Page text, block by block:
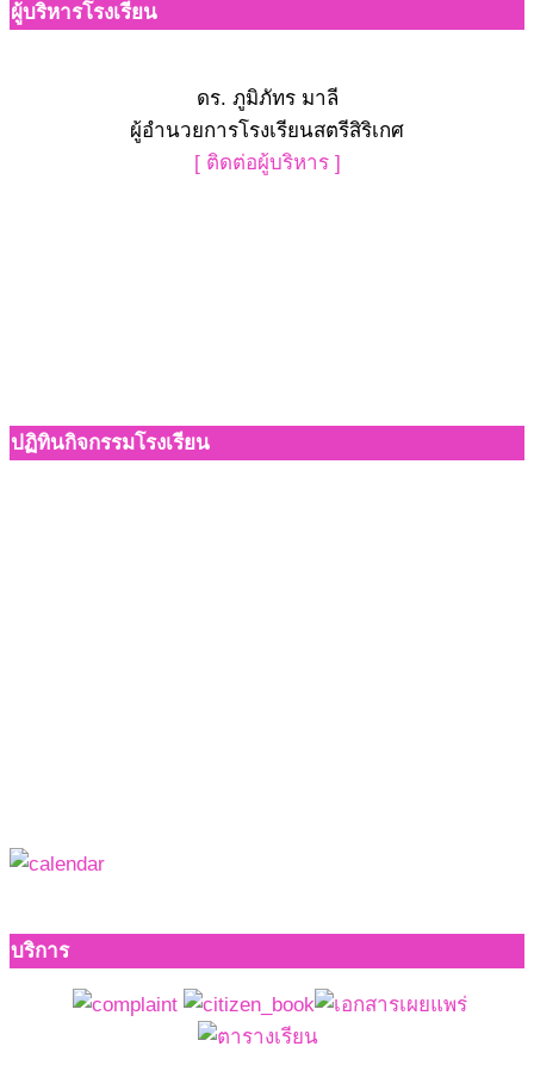
ผู้บริหารโรงเรียน
ดร. ภูมิภัทร มาลี
ผู้อำนวยการโรงเรียนสตรีสิริเกศ
[ ติดต่อผู้บริหาร ]
ปฏิทินกิจกรรมโรงเรียน
บริการ